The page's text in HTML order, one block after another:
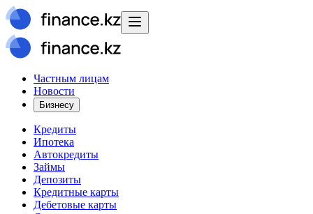
Частным лицам
Новости
Бизнесу
Кредиты
Ипотека
Автокредиты
Займы
Депозиты
Кредитные карты
Дебетовые карты